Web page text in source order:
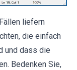
liefern
die einfach
und dass die
Bedenken Sie,